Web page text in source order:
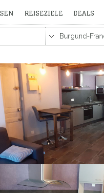
REISEZIELE DEALS